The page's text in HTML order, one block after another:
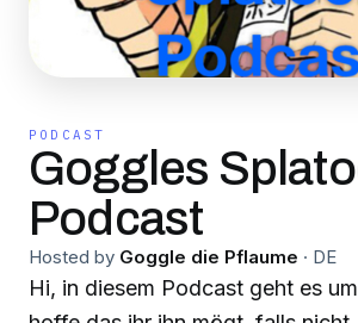
PODCAST
Goggles
Podcast
Hosted by Goggle die Pflaume · DE
Hi, in diesem Podcast geht es